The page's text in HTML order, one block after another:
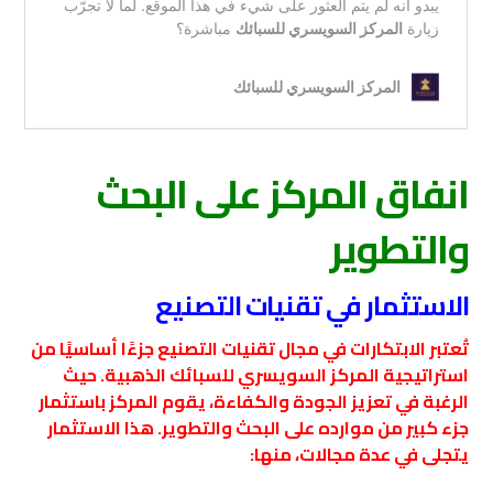
انفاق المركز على البحث
والتطوير
الاستثمار في تقنيات التصنيع
تُعتبر الابتكارات في مجال تقنيات التصنيع جزءًا أساسيًا من
استراتيجية المركز السويسري للسبائك الذهبية. حيث
الرغبة في تعزيز الجودة والكفاءة، يقوم المركز باستثمار
جزء كبير من موارده على البحث والتطوير. هذا الاستثمار
يتجلى في عدة مجالات، منها: